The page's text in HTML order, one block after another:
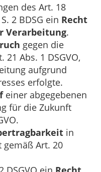
des Art. 18
2 BDSG ein Recht
Verarbeitung.
gegen die
Abs. 1 DSGVO,
aufgrund
erfolgte.
einer abgegebenen
für die Zukunft
in
gemäß Art. 20